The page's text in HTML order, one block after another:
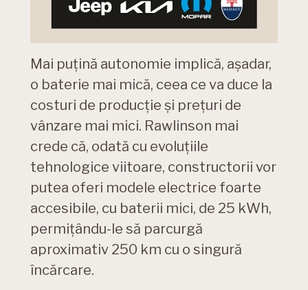
Mai puțină autonomie implică, așadar,
o baterie mai mică, ceea ce va duce la
costuri de producție și prețuri de
vânzare mai mici. Rawlinson mai
crede că, odată cu evoluțiile
tehnologice viitoare, constructorii vor
putea oferi modele electrice foarte
accesibile, cu baterii mici, de 25 kWh,
permițându-le să parcurgă
aproximativ 250 km cu o singură
încărcare.